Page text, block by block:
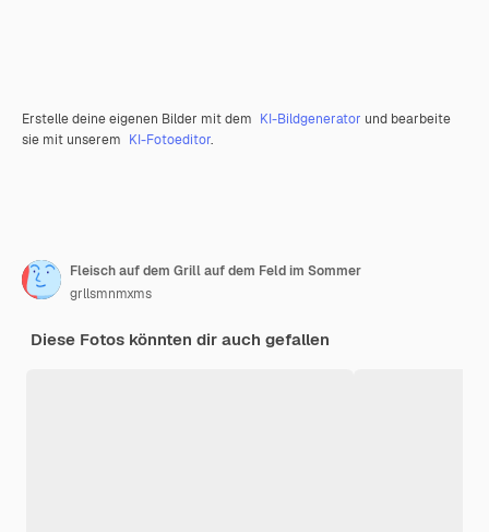
Erstelle deine eigenen Bilder mit dem KI-Bildgenerator und bearbeite
sie mit unserem KI-Fotoeditor.
Fleisch auf dem Grill auf dem Feld im Sommer
grllsmnmxms
Diese Fotos könnten dir auch gefallen